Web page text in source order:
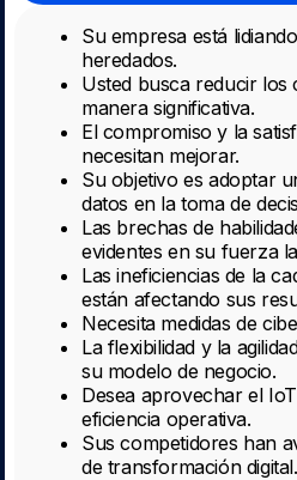
Su empresa está
heredados.
Usted busca reducir los
manera significativa.
El compromiso y la
necesitan mejorar.
Su objetivo es adoptar
datos en la toma de
Las brechas de
evidentes en su fuerza
Las ineficiencias de la
están afectando sus
Necesita medidas de
La flexibilidad y la
su modelo de negocio.
Desea aprovechar el
eficiencia operativa.
Sus competidores han
de transformación digital.